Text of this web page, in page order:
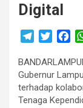
Digital
l
e
g
r
i
t
t
e
c
e
b
o
Gubernur
terhadap
Tenaga